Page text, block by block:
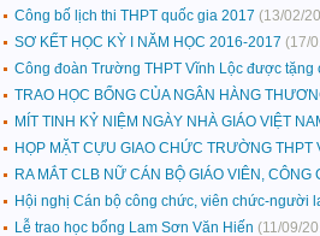
Công bố lịch thi THPT quốc gia 2017 (13/02/
SƠ KẾT HỌC KỲ I NĂM HỌC 2016-2017 (17/
Công đoàn Trường THPT Vĩnh Lộc được
TRAO HỌC BỔNG CỦA NGÂN HÀNG
MÍT TINH KỶ NIỆM NGÀY NHÀ GIÁO VIỆT
HỌP MẶT CỰU GIAO CHỨC TRƯỜNG THPT
RA MẮT CLB NỮ CÁN BỘ GIÁO VIÊN,
Hội nghị Cán bộ công chức, viên chức-người
Lễ trao học bổng Lam Sơn Văn Hiến (11/09/